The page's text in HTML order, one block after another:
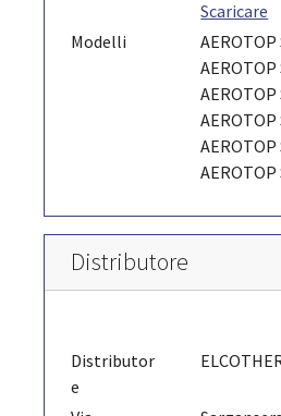
Scaricare
Modelli
AEROTOP
AEROTOP
AEROTOP
Distributore
Distributor
e